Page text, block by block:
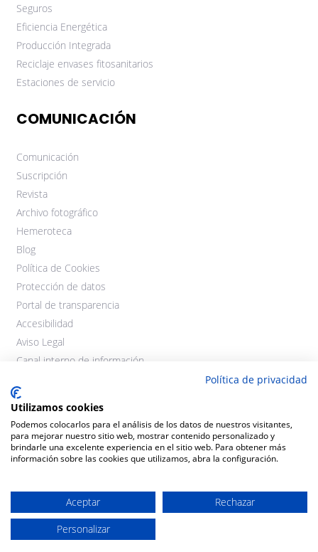
Seguros
Eficiencia Energética
Producción Integrada
Reciclaje envases fitosanitarios
Estaciones de servicio
COMUNICACIÓN
Comunicación
Suscripción
Revista
Archivo fotográfico
Hemeroteca
Blog
Política de Cookies
Protección de datos
Portal de transparencia
Accesibilidad
Aviso Legal
Canal interno de información
Diseño y desarrollo:THEGECO
Política de privacidad
Utilizamos cookies
Podemos colocarlos para el análisis de los datos de nuestros visitantes,
para mejorar nuestro sitio web, mostrar contenido personalizado y
brindarle una excelente experiencia en el sitio web. Para obtener más
información sobre las cookies que utilizamos, abra la configuración.
Aceptar
Rechazar
Personalizar